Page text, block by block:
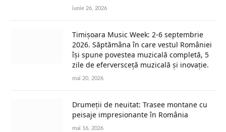
iunie 26, 2026
Timișoara Music Week: 2-6 septembrie
2026. Săptămâna în care vestul României
își spune povestea muzicală completă, 5
zile de eferversceță muzicală și inovație.
mai 20, 2026
Drumeții de neuitat: Trasee montane cu
peisaje impresionante în România
mai 16, 2026